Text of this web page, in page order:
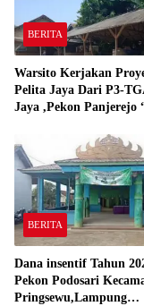
BERITA
Warsito Kerjakan
Pelita Jaya Dari P3-
Jaya ,Pekon Panjerejo
BERITA
Dana insentif Tahun
Pekon Podosari
Pringsewu,Lampung